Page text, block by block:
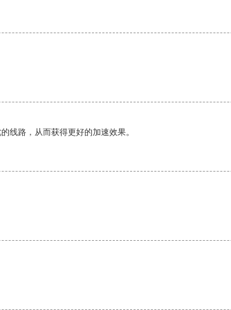
线路，从而获得更好的加速效果。